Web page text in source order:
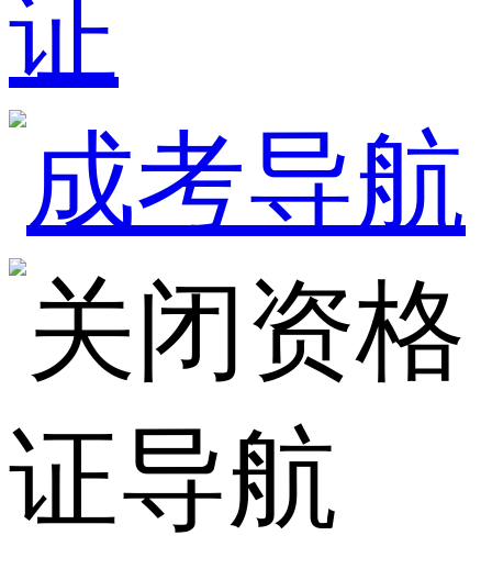
证
资格
证导航